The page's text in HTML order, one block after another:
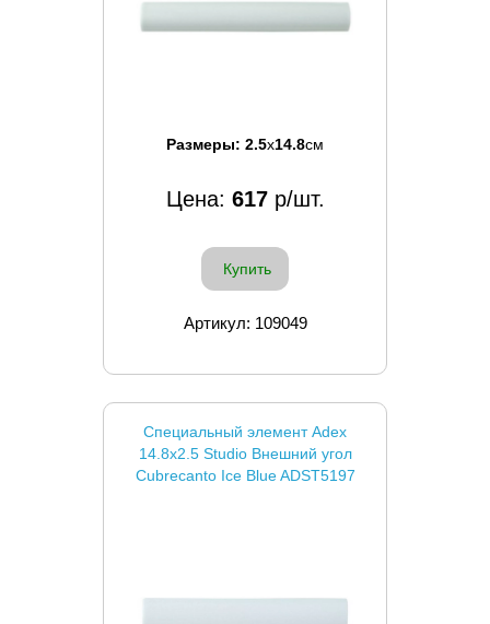
Размеры: 2.5x14.8см
Цена: 617р/шт.
Купить
Артикул: 109049
Специальный элемент Adex
14.8x2.5 Studio Внешний угол
Cubrecanto Ice Blue ADST5197